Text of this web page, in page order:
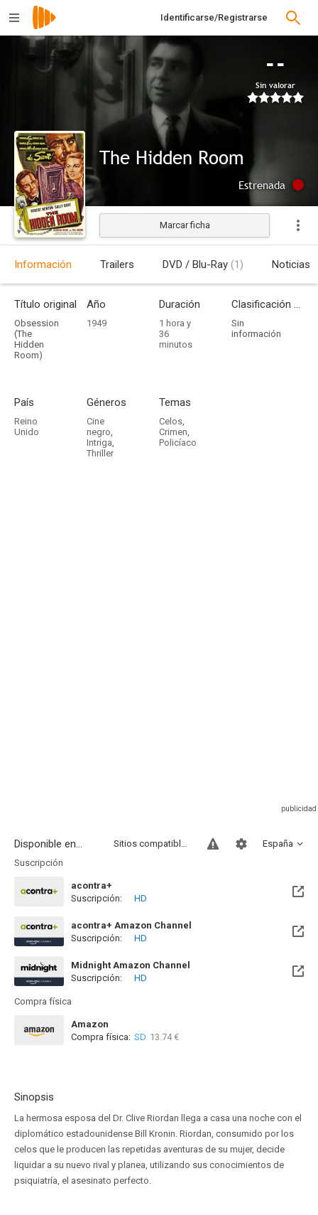
Identificarse/Registrarse
--
Sin valorar
The Hidden Room
Estrenada
Marcar ficha
Información Trailers DVD / Blu-Ray (1) Noticias
Título original
Obsession
(The
Hidden
Room)
Año
1949
Duración
1 hora y
36
minutos
Clasificación por edades
Sin
información
País
Reino
Unido
Géneros
Cine
negro,
Intriga,
Thriller
Temas
Celos,
Crimen,
Policíaco
Disponible en... España
Sitios compatibles
Suscripción
acontra+
Suscripción:
HD
acontra+ Amazon Channel
Suscripción:
HD
Midnight Amazon Channel
Suscripción:
HD
Compra física
Amazon
Compra física: SD 13.74 €
Sinopsis
La hermosa esposa del Dr. Clive Riordan llega a casa una noche con el
diplomático estadounidense Bill Kronin. Riordan, consumido por los
celos que le producen las repetidas aventuras de su mujer, decide
liquidar a su nuevo rival y planea, utilizando sus conocimientos de
psiquiatría, el asesinato perfecto.